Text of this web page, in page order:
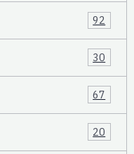
92
30
67
20